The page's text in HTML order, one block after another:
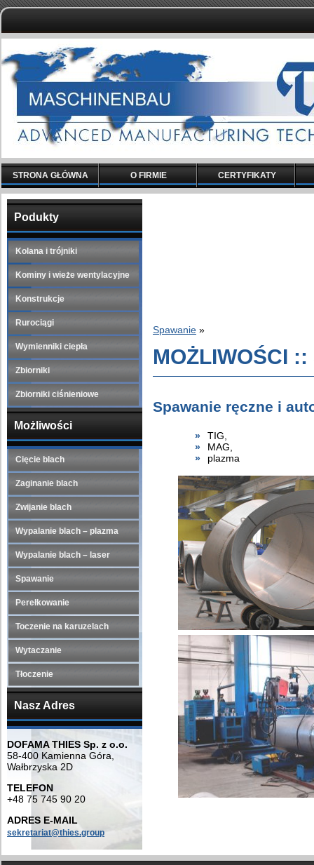
STRONA GŁÓWNA O FIRMIE CERTYFIKATY
Podukty
Kolana i trójniki
Kominy i wieże wentylacyjne
Konstrukcje
Rurociągi
Wymienniki ciepła
Zbiorniki
Zbiorniki ciśnieniowe
Możliwości
Cięcie blach
Zaginanie blach
Zwijanie blach
Wypalanie blach – plazma
Wypalanie blach – laser
Spawanie
Perełkowanie
Toczenie na karuzelach
Wytaczanie
Tłoczenie
Nasz Adres
DOFAMA THIES Sp. z o.o.
58-400 Kamienna Góra,
Wałbrzyska 2D
TELEFON
+48 75 745 90 20
ADRES E-MAIL
sekretariat@thies.group
Spawanie »
MOŻLIWOŚCI
Spawanie ręczne i
TIG,
MAG,
plazma